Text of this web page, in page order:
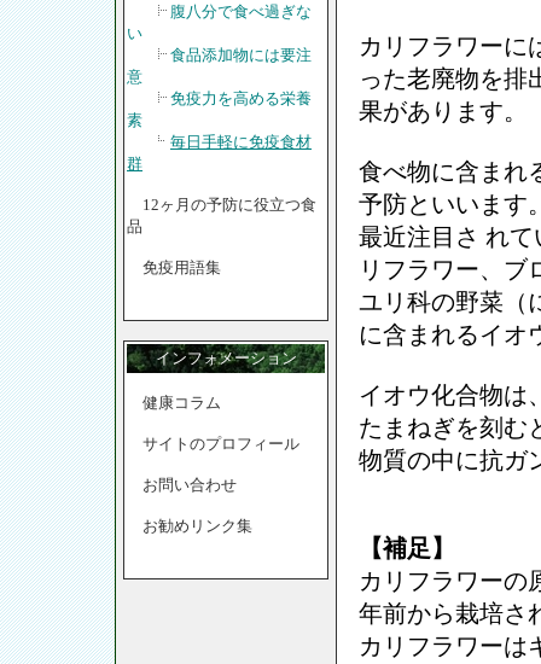
腹八分で食べ過ぎな
い
食品添加物には要注
意
免疫力を高める栄養
素
毎日手軽に免疫食材
群
12ヶ月の予防に役立つ食
品
免疫用語集
インフォメーション
健康コラム
サイトのプロフィール
お問い合わせ
お勧めリンク集
カリフラワーに
った老廃物を排
果があります。
食べ物に含まれ
予防といいます
最近注目さ れ
リフラワー、ブ
ユリ科の野菜（
に含まれるイオ
イオウ化合物は
たまねぎを刻む
物質の中に抗ガ
【補足】
カリフラワーの
年前から栽培さ
カリフラワーは